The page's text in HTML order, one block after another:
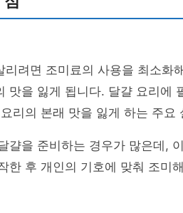
리려면 조미료의 사용을 최소화
맛을 잃게 됩니다. 달걀 요리에
리의 본래 맛을 잃게 하는 주요
걀을 준비하는 경우가 많은데,
한 후 개인의 기호에 맞춰 조미